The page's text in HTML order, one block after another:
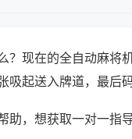
？现在的全自动麻将
吸起送入牌道，最后
助，想获取一对一指